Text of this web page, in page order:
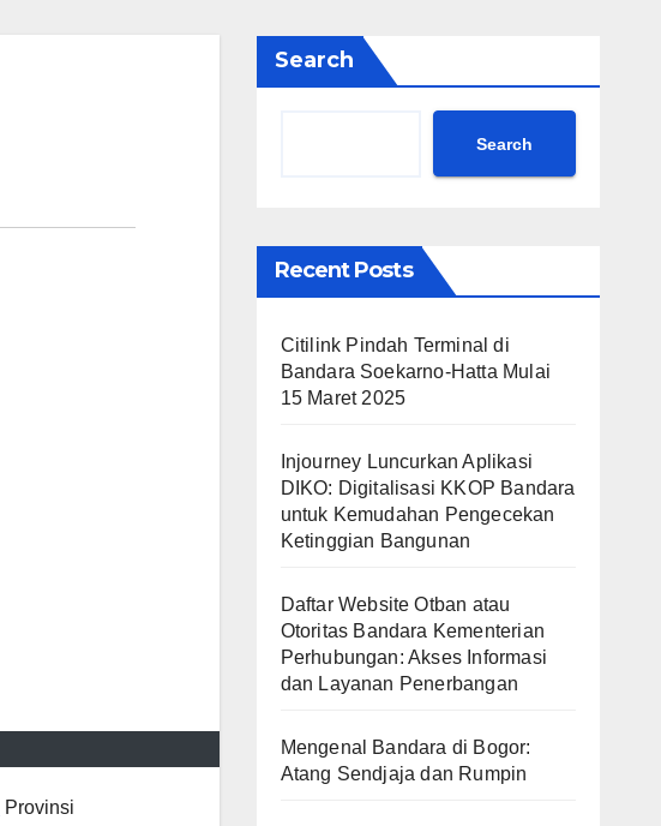
Provinsi
Search
Search
Recent Posts
Citilink Pindah Terminal di
Bandara Soekarno-Hatta Mulai
15 Maret 2025
Injourney Luncurkan Aplikasi
DIKO: Digitalisasi KKOP Bandara
untuk Kemudahan Pengecekan
Ketinggian Bangunan
Daftar Website Otban atau
Otoritas Bandara Kementerian
Perhubungan: Akses Informasi
dan Layanan Penerbangan
Mengenal Bandara di Bogor:
Atang Sendjaja dan Rumpin